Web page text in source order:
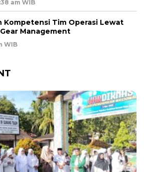
am WIB
Kompetensi Tim Operasi Lewat
Management
WIB